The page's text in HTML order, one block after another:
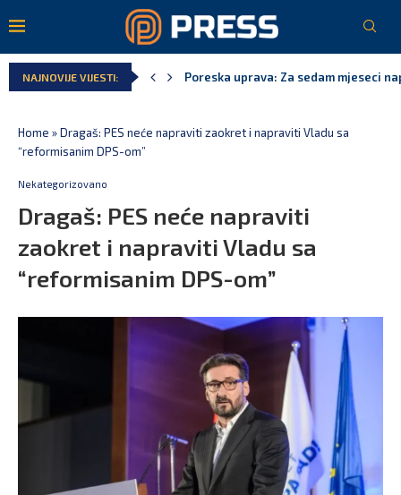
NAJNOVIJE VIJESTI:
Poreska uprava: Za sedam mjeseci
Home »Dragaš: PES neće napraviti zaokret i napraviti Vladu sa
“reformisanim DPS-om”
Nekategorizovano
Dragaš: PES neće napraviti
zaokret i napraviti Vladu sa
“reformisanim DPS-om”